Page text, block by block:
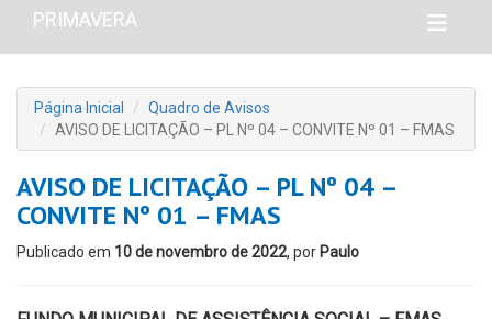
PRIMAVERA
Página Inicial
Quadro de Avisos
AVISO DE LICITAÇÃO – PL Nº 04 – CONVITE Nº 01 – FMAS
AVISO DE LICITAÇÃO – PL Nº 04 –
CONVITE Nº 01 – FMAS
Publicado em 10 de novembro de 2022, por Paulo